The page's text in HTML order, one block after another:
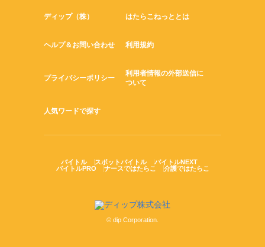
ディップ（株） はたらこねっととは
ヘルプ＆お問い合わせ 利用規約
プライバシーポリシー
利用者情報の外部送信に
ついて
人気ワードで探す
バイトル スポットバイトル
バイトルNEXT
バイトルPRO
ナースではたらこ 介護ではたらこ
© dip Corporation.